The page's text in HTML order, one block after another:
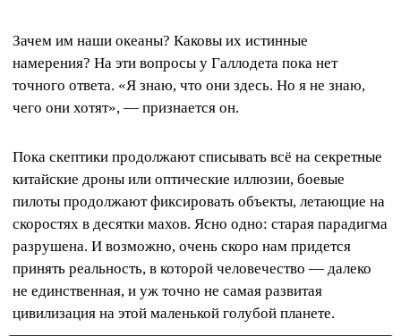
Зачем им наши океаны? Каковы их истинные
намерения? На эти вопросы у Галлодета пока нет
точного ответа. «Я знаю, что они здесь. Но я не знаю,
чего они хотят», — признается он.
Пока скептики продолжают списывать всё на секретные
китайские дроны или оптические иллюзии, боевые
пилоты продолжают фиксировать объекты, летающие на
скоростях в десятки махов. Ясно одно: старая парадигма
разрушена. И возможно, очень скоро нам придется
принять реальность, в которой человечество — далеко
не единственная, и уж точно не самая развитая
цивилизация на этой маленькой голубой планете.